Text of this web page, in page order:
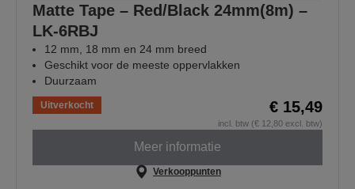
Matte Tape – Red/Black 24mm(8m) –
LK-6RBJ
12 mm, 18 mm en 24 mm breed
Geschikt voor de meeste oppervlakken
Duurzaam
Uitverkocht € 15,49
incl. btw (€ 12,80 excl. btw)
Meer informatie
Verkooppunten